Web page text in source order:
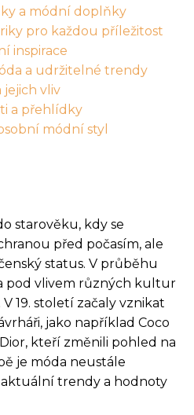
a módní doplňky
pro každou příležitost
inspirace
a udržitelné trendy
jejich vliv
a přehlídky
módní styl
starověku, kdy se
před počasím, ale
status. V průběhu
pod vlivem různých kultur
19. století začaly vznikat
jako například Coco
kteří změnili pohled na
je móda neustále
trendy a hodnoty